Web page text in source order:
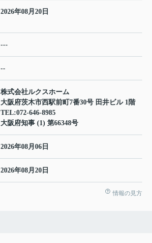
2026年08月20日
---
--
株式会社ルクスホーム
大阪府茨木市西駅前町7番30号 田井ビル 1階
TEL:072-646-8985
大阪府知事 (1) 第66348号
2026年08月06日
2026年08月20日
情報の見方